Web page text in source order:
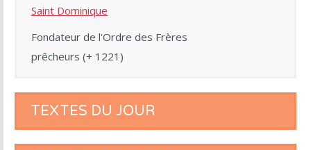
Saint Dominique
Fondateur de l'Ordre des Frères
prêcheurs (+ 1221)
TEXTES DU JOUR